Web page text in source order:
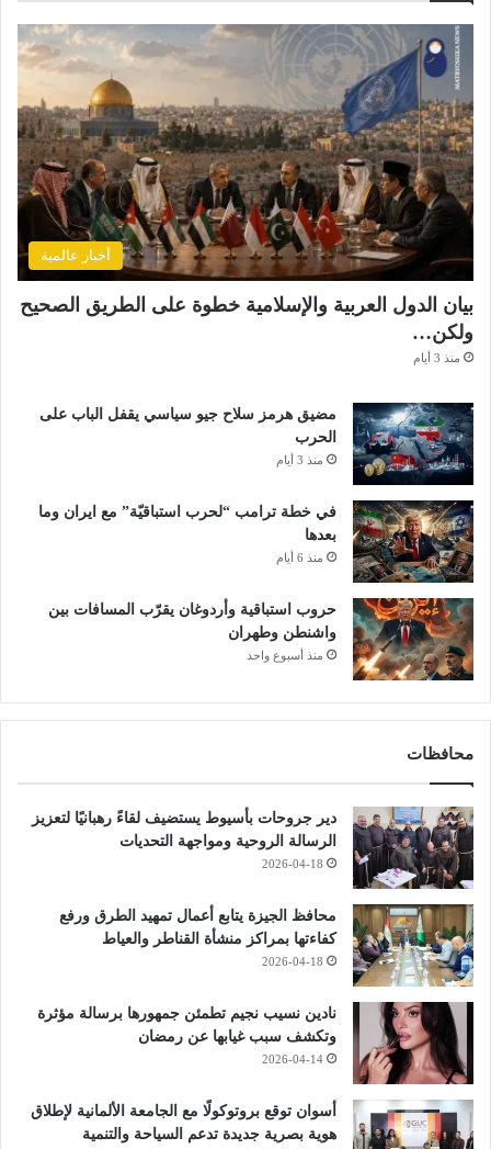
أخبار عالمية
بيان الدول العربية والإسلامية خطوة على الطريق الصحيح
ولكن…
منذ 3 أيام
مضيق هرمز سلاح جيو سياسي يقفل الباب على
الحرب
منذ 3 أيام
في خطة ترامب “لحرب استباقيّة” مع ايران وما
بعدها
منذ 6 أيام
حروب استباقية وأردوغان يقرّب المسافات بين
واشنطن وطهران
منذ أسبوع واحد
محافظات
دير جروحات بأسيوط يستضيف لقاءً رهبانيًا لتعزيز
الرسالة الروحية ومواجهة التحديات
2026-04-18
محافظ الجيزة يتابع أعمال تمهيد الطرق ورفع
كفاءتها بمراكز منشأة القناطر والعياط
2026-04-18
نادين نسيب نجيم تطمئن جمهورها برسالة مؤثرة
وتكشف سبب غيابها عن رمضان
2026-04-14
أسوان توقع بروتوكولًا مع الجامعة الألمانية لإطلاق
هوية بصرية جديدة تدعم السياحة والتنمية